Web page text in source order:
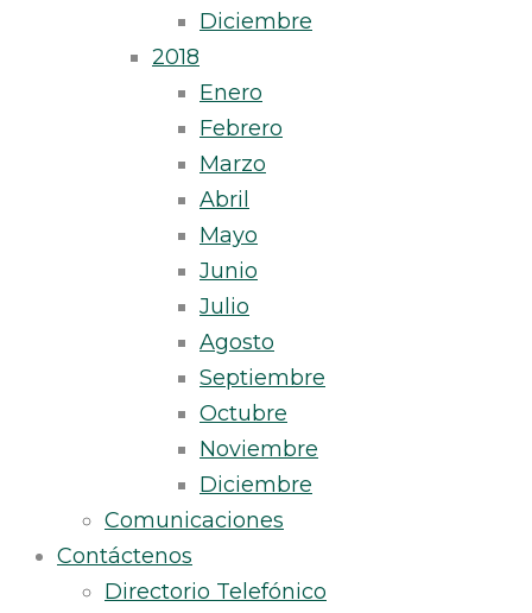
Diciembre
2018
Enero
Febrero
Marzo
Abril
Mayo
Junio
Julio
Agosto
Septiembre
Octubre
Noviembre
Diciembre
Comunicaciones
Contáctenos
Directorio Telefónico